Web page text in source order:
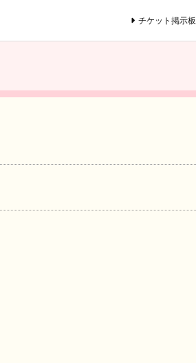
チケット掲示板